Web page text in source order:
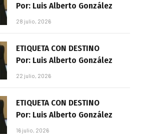
Por: Luis Alberto González
28 julio, 2026
ETIQUETA CON DESTINO
Por: Luis Alberto González
22 julio, 2026
ETIQUETA CON DESTINO
Por: Luis Alberto González
16 julio, 2026